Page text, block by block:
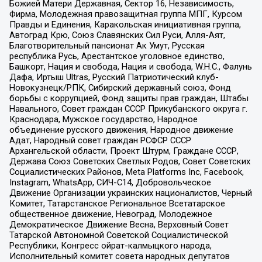
Божией Матери Державная, Сектор 16, Независимость,
Фирма, Молодежная правозащитная группа МПГ, Курсом
Правды и Единения, Каракольская инициативная группа,
Автоград Крю, Союз Славянских Сил Руси, Алля-Аят,
Благотворительный пансионат Ак Умут, Русская
республика Русь, Арестантское уголовное единство,
Башкорт, Нация и свобода, Нация и свобода, W.H.С., Фалунь
Дафа, Иртыш Ultras, Русский Патриотический клуб-
Новокузнецк/РПК, Сибирский державный союз, Фонд
борьбы с коррупцией, Фонд защиты прав граждан, Штабы
Навального, Совет граждан СССР Прикубанского округа г.
Краснодара, Мужское государство, Народное
объединение русского движения, Народное движение
Адат, Народный совет граждан РСФСР СССР
Архангельской области, Проект Штурм, Граждане СССР,
Держава Союз Советских Светлых Родов, Совет Советских
Социалистических Районов, Meta Platforms Inc, Facebook,
Instagram, WhatsApp, СИЧ-С14, Добровольческое
Движение Организации украинских националистов, Черный
Комитет, Татарстанское Региональное Всетатарское
общественное движение, Невоград, Молодежное
Демократическое Движение Весна, Верховный Совет
Татарской Автономной Советской Социалистической
Республики, Конгресс ойрат-калмыцкого народа,
Исполнительный комитет совета народных депутатов